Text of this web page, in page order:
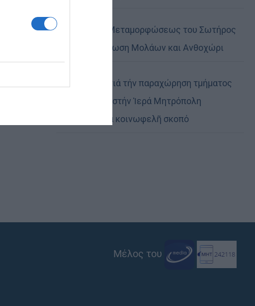
Η εορτή της Μεταμορφώσεως του Σωτήρος
σε Μεταμόρφωση Μολάων και Ανθοχώρι
Εὐχαριστίες γιά τήν παραχώρηση τμήματος
στρατοπέδου στήν Ἱερά Μητρόπολη
Καστορίας γιά κοινωφελῆ σκοπό
Μέλος του